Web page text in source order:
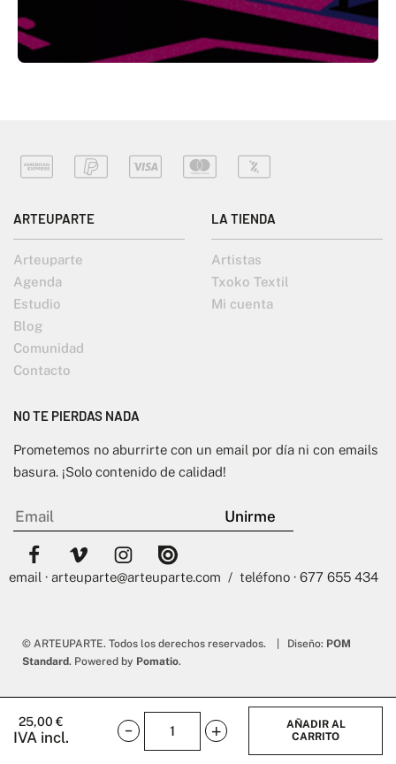
25,00 €
IVA incl.
Kyoto
AÑADIR AL
CARRITO
ARTEUPARTE
Arteuparte
Agenda
Estudio
Blog
Comunidad
Contacto
LA TIENDA
Artistas
Txoko Textil
Mi cuenta
NO TE PIERDAS NADA
Prometemos no aburrirte con un email por día ni con emails
basura. ¡Solo contenido de calidad!
email · arteuparte@arteuparte.com / teléfono · 677 655 434
© ARTEUPARTE. Todos los derechos reservados. | Diseño: POM
Standard. Powered by Pomatio.